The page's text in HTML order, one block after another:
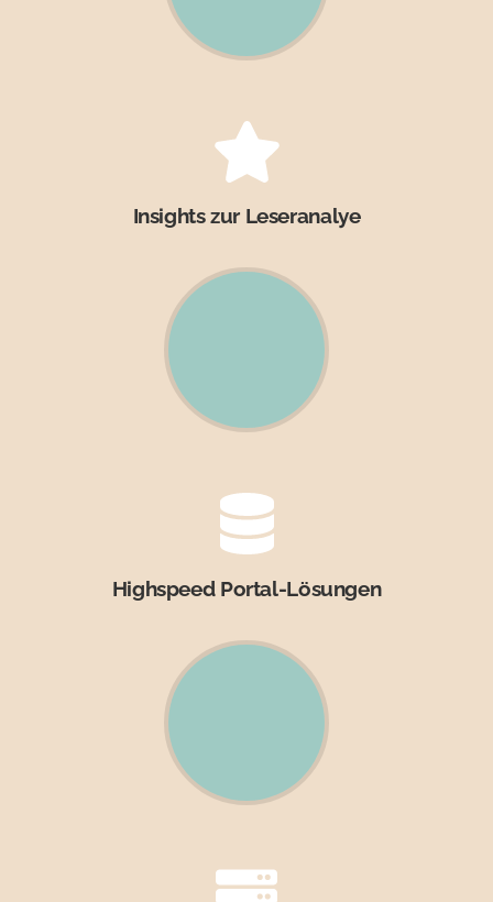
Insights zur Leseranalye
Highspeed Portal-Lösungen